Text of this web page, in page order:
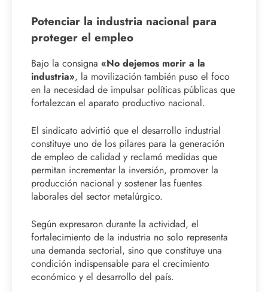
Potenciar la industria nacional para
proteger el empleo
Bajo la consigna «No dejemos morir a la
industria», la movilización también puso el foco
en la necesidad de impulsar políticas públicas que
fortalezcan el aparato productivo nacional.
El sindicato advirtió que el desarrollo industrial
constituye uno de los pilares para la generación
de empleo de calidad y reclamó medidas que
permitan incrementar la inversión, promover la
producción nacional y sostener las fuentes
laborales del sector metalúrgico.
Según expresaron durante la actividad, el
fortalecimiento de la industria no solo representa
una demanda sectorial, sino que constituye una
condición indispensable para el crecimiento
económico y el desarrollo del país.